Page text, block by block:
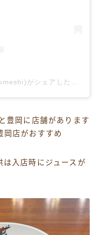
豊岡に店舗があります
岡店がおすすめ
入店時にジュースが